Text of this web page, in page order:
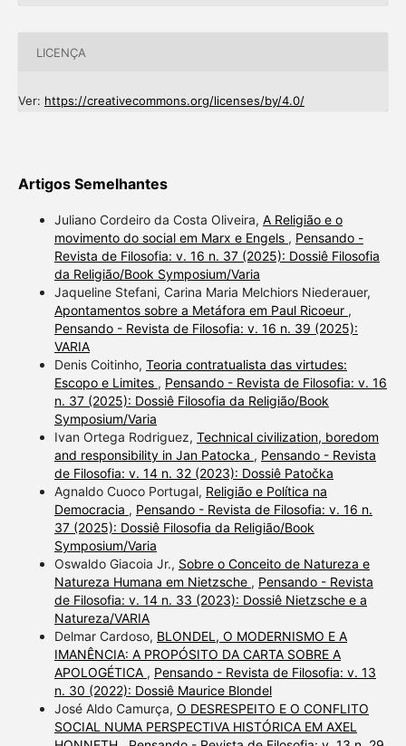
LICENÇA
Ver: https://creativecommons.org/licenses/by/4.0/
Artigos Semelhantes
Juliano Cordeiro da Costa Oliveira, A Religião e o
movimento do social em Marx e Engels , Pensando -
Revista de Filosofia: v. 16 n. 37 (2025): Dossiê Filosofia
da Religião/Book Symposium/Varia
Jaqueline Stefani, Carina Maria Melchiors Niederauer,
Apontamentos sobre a Metáfora em Paul Ricoeur ,
Pensando - Revista de Filosofia: v. 16 n. 39 (2025):
VARIA
Denis Coitinho, Teoria contratualista das virtudes:
Escopo e Limites , Pensando - Revista de Filosofia: v. 16
n. 37 (2025): Dossiê Filosofia da Religião/Book
Symposium/Varia
Ivan Ortega Rodriguez, Technical civilization, boredom
and responsibility in Jan Patocka , Pensando - Revista
de Filosofia: v. 14 n. 32 (2023): Dossiê Patočka
Agnaldo Cuoco Portugal, Religião e Política na
Democracia , Pensando - Revista de Filosofia: v. 16 n.
37 (2025): Dossiê Filosofia da Religião/Book
Symposium/Varia
Oswaldo Giacoia Jr., Sobre o Conceito de Natureza e
Natureza Humana em Nietzsche , Pensando - Revista
de Filosofia: v. 14 n. 33 (2023): Dossiê Nietzsche e a
Natureza/VARIA
Delmar Cardoso, BLONDEL, O MODERNISMO E A
IMANÊNCIA: A PROPÓSITO DA CARTA SOBRE A
APOLOGÉTICA , Pensando - Revista de Filosofia: v. 13
n. 30 (2022): Dossiê Maurice Blondel
José Aldo Camurça, O DESRESPEITO E O CONFLITO
SOCIAL NUMA PERSPECTIVA HISTÓRICA EM AXEL